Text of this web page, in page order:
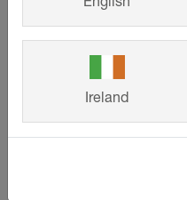
profiltillverkningen
produktionskretsloppet.
Ireland